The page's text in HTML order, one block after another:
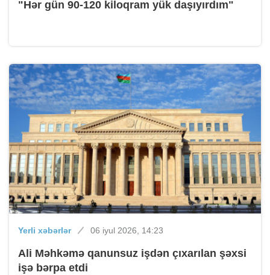
"Hər gün 90-120 kiloqram yük daşıyırdım"
Yerli xəbərlər 06 iyul 2026, 14:23
Ali Məhkəmə qanunsuz işdən çıxarılan şəxsi
işə bərpa etdi